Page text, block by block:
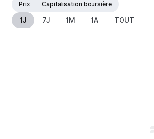
Prix
Capitalisation boursière
1J 7J 1M 1A TOUT